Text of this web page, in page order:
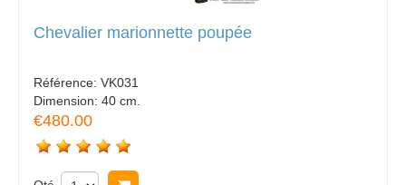
Chevalier marionnette poupée
Référence: VK031
Dimension: 40 cm.
€480.00